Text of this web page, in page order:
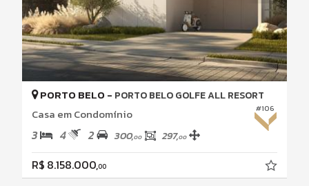
#106
PORTO BELO - PORTO BELO GOLFE ALL RESORT
Casa em Condomínio
3 4 2 300,00 297,00
R$ 8.158.000,00